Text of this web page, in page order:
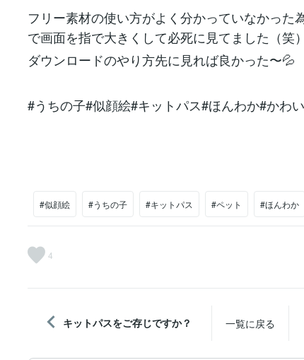
フリー素材の使い方がよく分かっていなかった
で画面を指で大きくして必死に見てました（笑）
ダウンロードのやり方先に見れば良かった〜💦
#うちの子#似顔絵#キットパス#ほんわか#かわ
#似顔絵 #うちの子 #キットパス #ペット #ほんわか
4
キットパスをご存じですか？ 一覧に戻る